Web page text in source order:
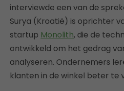
interviewde een van de
Surya (Kroatië) is oprichter
startup Monolith, die de
ontwikkeld om het gedrag
analyseren. Ondernemers
klanten in de winkel beter te